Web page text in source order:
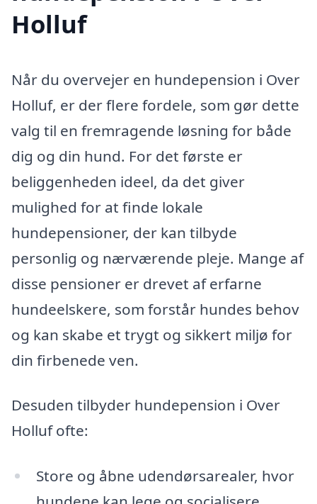
Holluf
Når du overvejer en hundepension i Over
Holluf, er der flere fordele, som gør dette
valg til en fremragende løsning for både
dig og din hund. For det første er
beliggenheden ideel, da det giver
mulighed for at finde lokale
hundepensioner, der kan tilbyde
personlig og nærværende pleje. Mange af
disse pensioner er drevet af erfarne
hundeelskere, som forstår hundes behov
og kan skabe et trygt og sikkert miljø for
din firbenede ven.
Desuden tilbyder hundepension i Over
Holluf ofte:
Store og åbne udendørsarealer, hvor